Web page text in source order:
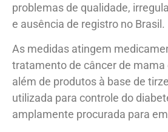
problemas de qualidade,
e ausência de registro no Brasil.
As medidas atingem
tratamento de câncer de mama
além de produtos à base de
utilizada para controle do
amplamente procurada para